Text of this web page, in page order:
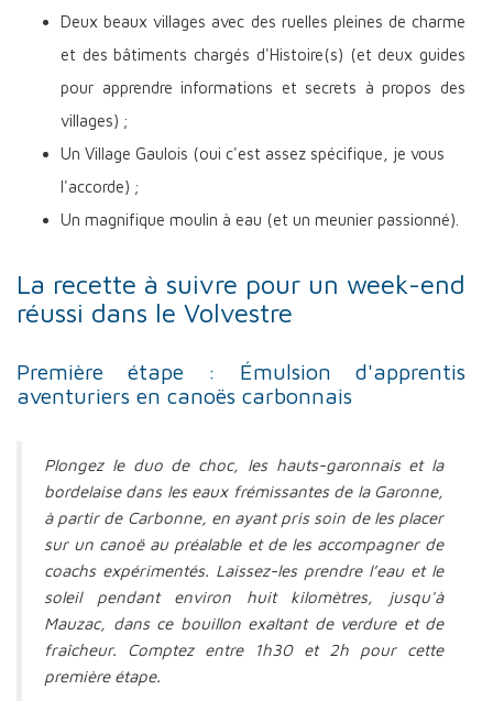
Deux beaux villages avec des ruelles pleines de charme
et des bâtiments chargés d'Histoire(s) (et deux guides
pour apprendre informations et secrets à propos des
villages) ;
Un Village Gaulois (oui c'est assez spécifique, je vous
l'accorde) ;
Un magnifique moulin à eau (et un meunier passionné).
La recette à suivre pour un week-end
réussi dans le Volvestre
Première étape : Émulsion d'apprentis
aventuriers en canoës carbonnais
Plongez le duo de choc, les hauts-garonnais et la
bordelaise dans les eaux frémissantes de la Garonne,
à partir de Carbonne, en ayant pris soin de les placer
sur un canoë au préalable et de les accompagner de
coachs expérimentés. Laissez-les prendre l’eau et le
soleil pendant environ huit kilomètres, jusqu'à
Mauzac, dans ce bouillon exaltant de verdure et de
fraîcheur. Comptez entre 1h30 et 2h pour cette
première étape.